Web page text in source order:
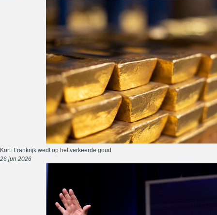
Kort: Frankrijk wedt op het verkeerde goud
26 jun 2026